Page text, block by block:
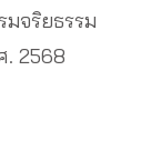
จริยธรรม
. 2568